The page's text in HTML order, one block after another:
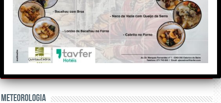
Meteorologia